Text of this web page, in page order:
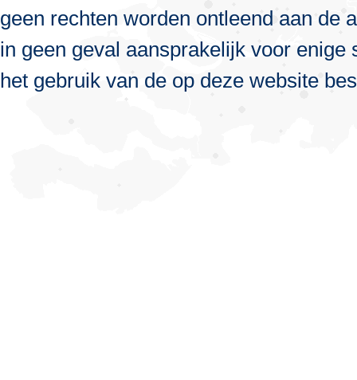
geen rechten worden ontleend aan de
in geen geval aansprakelijk voor
het gebruik van de op deze website